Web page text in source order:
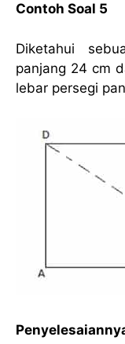
Contoh Soal 5
Diketahui
panjang 24 cm
lebar persegi